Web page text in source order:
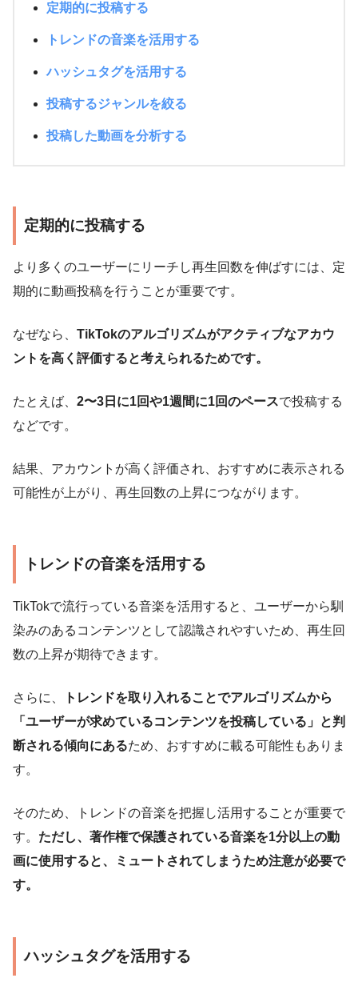
定期的に投稿する
トレンドの音楽を活用する
ハッシュタグを活用する
投稿するジャンルを絞る
投稿した動画を分析する
定期的に投稿する
より多くのユーザーにリーチし再生回数を伸ばすには、定
期的に動画投稿を行うことが重要です。
なぜなら、 TikTokのアルゴリズムがアクティブなアカウ
ントを高く評価すると考えられるためです。
たとえば、 2〜3日に1回や1週間に1回のペースで投稿する
などです。
結果、アカウントが高く評価され、おすすめに表示される
可能性が上がり、再生回数の上昇につながります。
トレンドの音楽を活用する
TikTokで流行っている音楽を活用すると、ユーザーから馴
染みのあるコンテンツとして認識されやすいため、再生回
数の上昇が期待できます。
さらに、
トレンドを取り入れることでアルゴリズムから
「ユーザーが求めているコンテンツを投稿している」と判
断される傾向にあるため、おすすめに載る可能性もありま
す。
そのため、トレンドの音楽を把握し活用することが重要で
す。 ただし、著作権で保護されている音楽を1分以上の動
画に使用すると、ミュートされてしまうため注意が必要で
す。
ハッシュタグを活用する